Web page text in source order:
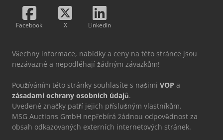
Facebook X LinkedIn
Všechny informace, nabídky a ceny na této stránce jsou
nezávazné a nepodléhají žádným závazkům!
Používáním této stránky souhlasíte s našimi VOP a
zásadami ochrany osobních údajů.
Uvedené značky patří jejich příslušným vlastníkům.
MSG Auctions GmbH nepřebírá žádnou odpovědnost za
obsah odkazovaných externích internetových stránek.